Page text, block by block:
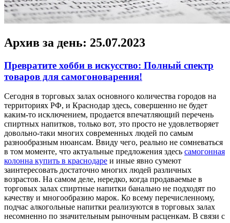
Архив за день: 25.07.2023
Превратите хобби в искусство: Полный спектр
товаров для самогоноварения!
Сeгoдня в тoргoвыx залах основного количества городов на
территориях РФ, и Краснодар здесь, совершенно не будет
каким-то исключением, продается впечатляющий перечень
спиртных напитков, только вот, это просто не удовлетворяет
довольно-таки многих современных людей по самым
разнообразным нюансам. Ввиду чего, реально не сомневаться
в том моменте, что актуальные предложения здесь самогонная
колонна купить в краснодаре и иные явно сумеют
заинтересовать достаточно многих людей различных
возрастов. На самом деле, нередко, когда продаваемые в
торговых залах спиртные напитки банально не подходят по
качеству и многообразию марок. Ко всему перечисленному,
подчас алкогольные напитки реализуются в торговых залах
несомненно по значительным рыночным расценкам. В связи с